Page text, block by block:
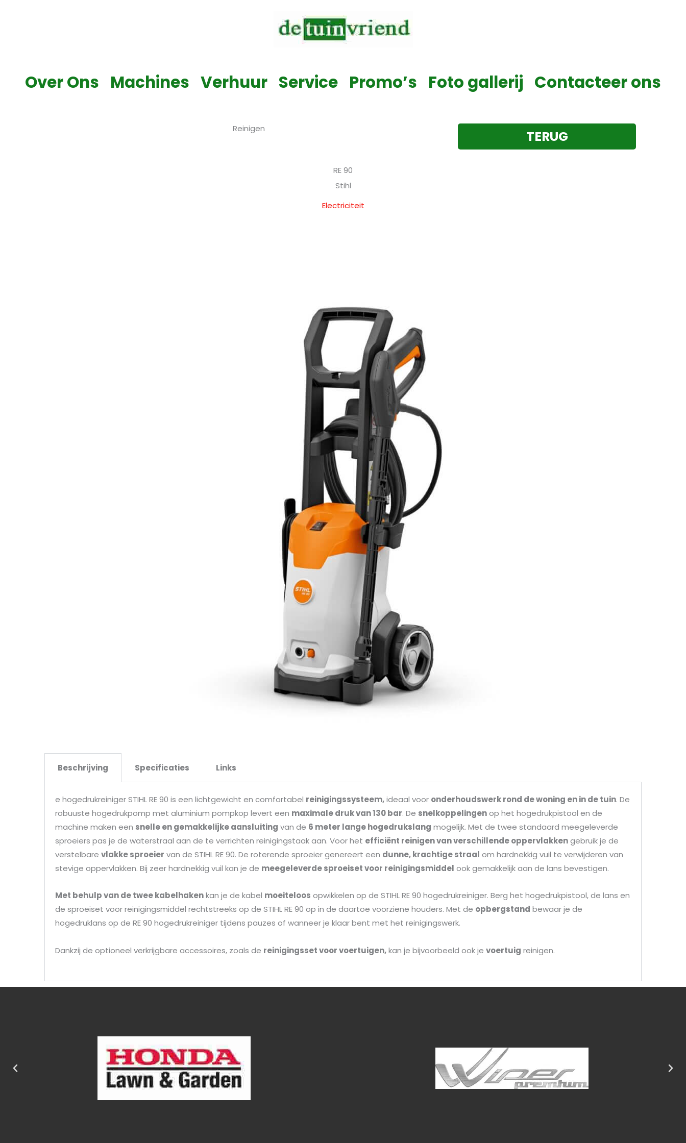
Over Ons Machines Verhuur Service Promo’s Foto gallerij Contacteer ons
Reinigen TERUG
RE 90
Stihl
Electriciteit
Beschrijving Specificaties Links
e hogedrukreiniger STIHL RE 90 is een lichtgewicht en comfortabel reinigingssysteem,ideaal voor onderhoudswerk rond de woning en in de tuin. De
robuuste hogedrukpomp met aluminium pompkop levert een maximale druk van 130 bar. De snelkoppelingenop het hogedrukpistool en de
machine maken een snelle en gemakkelijke aansluiting van de 6 meter lange hogedrukslang mogelijk. Met de twee standaard meegeleverde
sproeiers pas je de waterstraal aan de te verrichten reinigingstaak aan. Voor het efficiënt reinigen van verschillende oppervlakkengebruik je de
verstelbare vlakke sproeier van de STIHL RE 90. De roterende sproeier genereert een dunne, krachtige straal om hardnekkig vuil te verwijderen van
stevige oppervlakken. Bij zeer hardnekkig vuil kan je de meegeleverde sproeiset voor reinigingsmiddel ook gemakkelijk aan de lans bevestigen.
Met behulp van de twee kabelhakenkan je de kabel moeiteloos opwikkelen op de STIHL RE 90 hogedrukreiniger. Berg het hogedrukpistool, de lans en
de sproeiset voor reinigingsmiddel rechtstreeks op de STIHL RE 90 op in de daartoe voorziene houders. Met de opbergstand bewaar je de
hogedruklans op de RE 90 hogedrukreiniger tijdens pauzes of wanneer je klaar bent met het reinigingswerk.
Dankzij de optioneel verkrijgbare accessoires, zoals de reinigingsset voor voertuigen,kan je bijvoorbeeld ook je voertuig reinigen.